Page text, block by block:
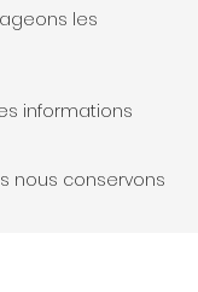
les
informations
nous conservons